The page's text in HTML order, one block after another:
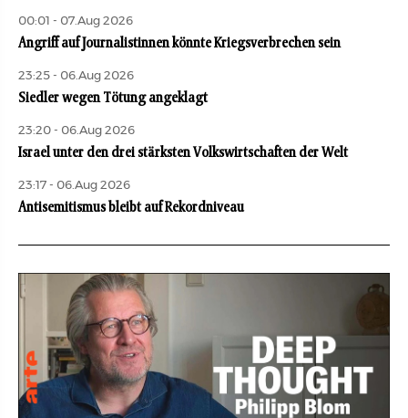
00:01 - 07.Aug 2026
Angriff auf Journalistinnen könnte Kriegsverbrechen sein
23:25 - 06.Aug 2026
Siedler wegen Tötung angeklagt
23:20 - 06.Aug 2026
Israel unter den drei stärksten Volkswirtschaften der Welt
23:17 - 06.Aug 2026
Antisemitismus bleibt auf Rekordniveau